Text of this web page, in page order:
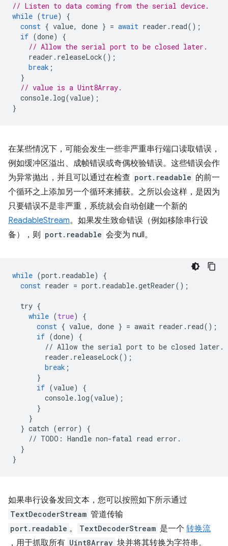
// Listen to data coming from the serial device.
while (true)
{
const { value, done } = await reader . read();
if (done)
{
// Allow the serial port to be closed later.
reader . releaseLock();
break ;
}
// value is a Uint8Array.
console. log(value);
}
在某些情况下，可能会发生一些非严重串行端口读取错误，
例如缓冲区溢出、成帧错误或奇偶校验错误。这些错误会作
为异常抛出，并且可以通过在检查 port.readable 的前一
个循环之上添加另一个循环来捕获。之所以会这样，是因为
只要错误不是非严重，系统就会自动创建一个新的
ReadableStream。如果发生致命错误（例如移除串行设
备），则 port.readable 会变为 null。
while (port. readable)
{
const reader = port. readable.getReader();
try {
while (true)
{
const { value, done } = await reader . read();
if (done)
{
// Allow the serial port to be closed later .
reader . releaseLock();
break ;
}
if (value)
{
console. log(value);
}
}
} catch (error)
{
// TODO : Handle non-fatal read error .
}
}
如果串行设备发回文本，您可以按照如下所示通过
TextDecoderStream 管道传输
port.readable 。 TextDecoderStream 是一个 转换流
，用于抓取所有 Uint8Array 块并将其转换为字符串。